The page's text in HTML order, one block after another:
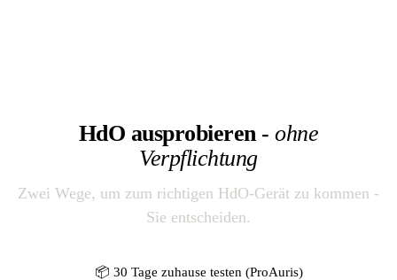
HdO ausprobieren -ohne
Verpflichtung
Zwei Wege, um zum richtigen HdO-Gerät zu kommen -
Sie entscheiden.
📦 30 Tage zuhause testen (ProAuris)